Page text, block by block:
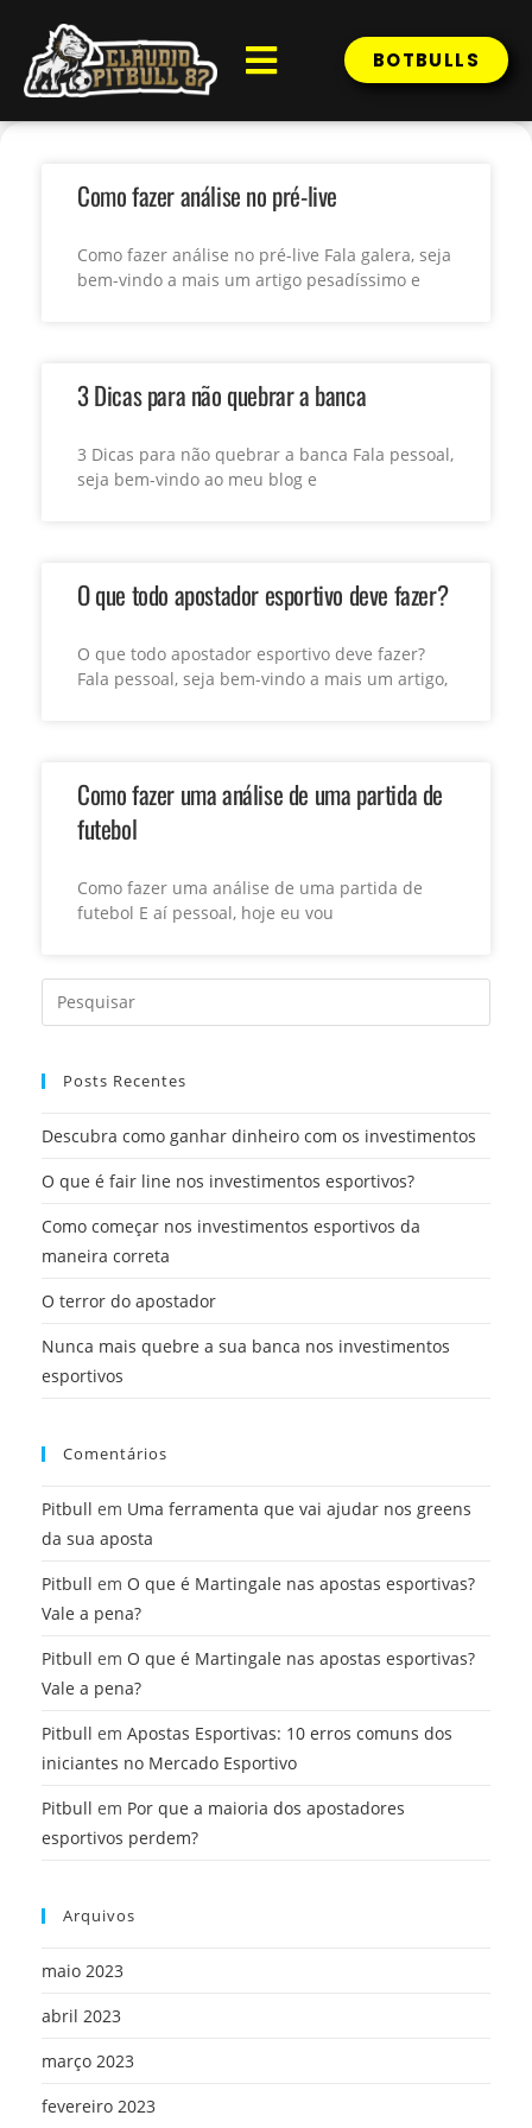
BOTBULLS
Como fazer análise no pré-live
Como fazer análise no pré-live Fala galera, seja
bem-vindo a mais um artigo pesadíssimo e
3 Dicas para não quebrar a banca
3 Dicas para não quebrar a banca Fala pessoal,
seja bem-vindo ao meu blog e
O que todo apostador esportivo deve fazer?
O que todo apostador esportivo deve fazer?
Fala pessoal, seja bem-vindo a mais um artigo,
Como fazer uma análise de uma partida de
futebol
Como fazer uma análise de uma partida de
futebol E aí pessoal, hoje eu vou
Posts Recentes
Descubra como ganhar dinheiro com os investimentos
O que é fair line nos investimentos esportivos?
Como começar nos investimentos esportivos da
maneira correta
O terror do apostador
Nunca mais quebre a sua banca nos investimentos
esportivos
Comentários
Pitbull em Uma ferramenta que vai ajudar nos greens
da sua aposta
Pitbull em O que é Martingale nas apostas esportivas?
Vale a pena?
Pitbull em O que é Martingale nas apostas esportivas?
Vale a pena?
Pitbull em Apostas Esportivas: 10 erros comuns dos
iniciantes no Mercado Esportivo
Pitbull em Por que a maioria dos apostadores
esportivos perdem?
Arquivos
maio 2023
abril 2023
março 2023
fevereiro 2023